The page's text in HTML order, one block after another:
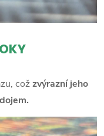
cožzvýrazní jeho